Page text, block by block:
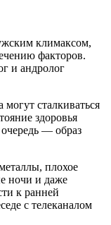
климаксом,
факторов.
и андролог
сталкиваться
здоровья
— образ
плохое
ночи и даже
к ранней
с телеканалом